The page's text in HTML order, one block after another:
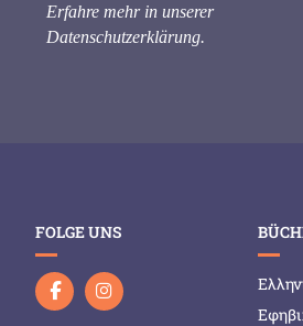
Erfahre mehr in unserer
Datenschutzerklärung.
FOLGE UNS